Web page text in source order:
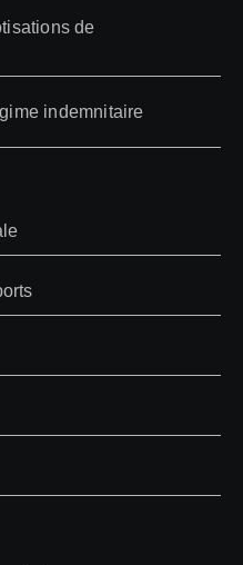
de
indemnitaire